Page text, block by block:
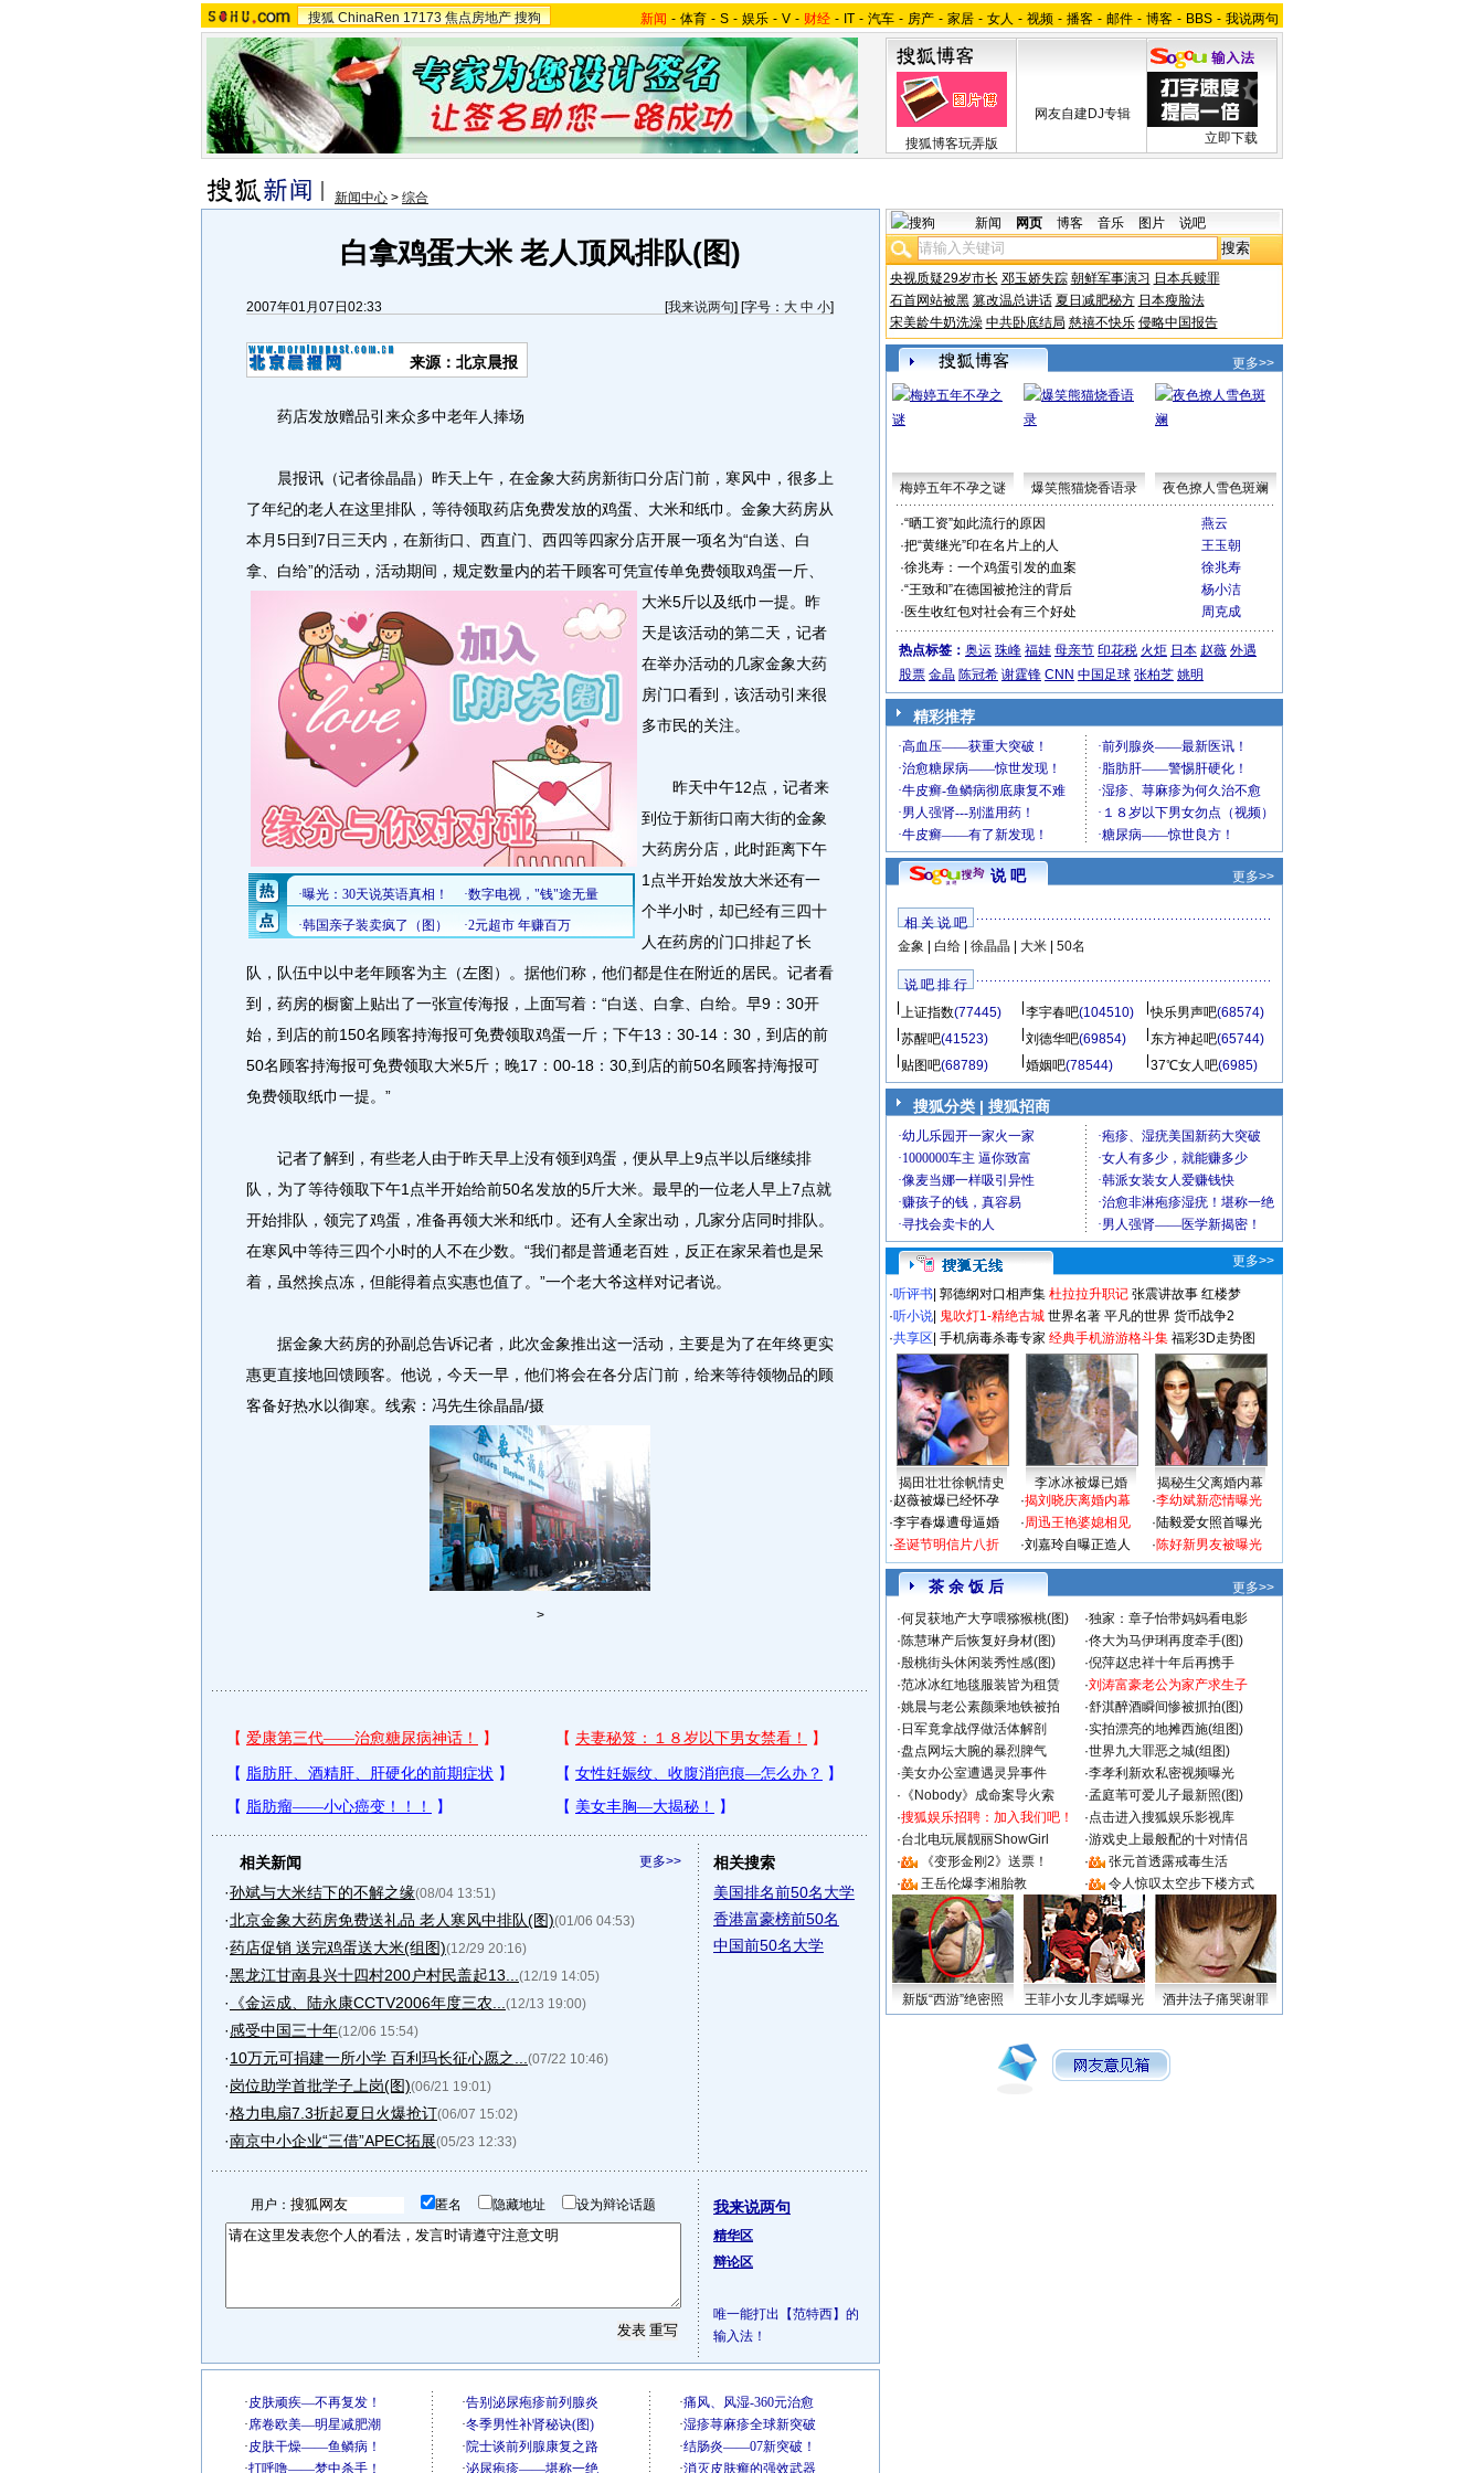
搜狐 ChinaRen 17173 焦点房地产 搜狗 新闻 - 体育 - S - 娱乐 - V - 财经 - IT - 汽车 - 房产 - 家居 - 女人 - 视频 - 播客 - 邮件 - 博客 - BBS - 我说两句
搜狐博客玩弄版
网友自建DJ专辑
立即下载
新闻中心 > 综合
白拿鸡蛋大米 老人顶风排队(图)
2007年01月07日02:33 [我来说两句] [字号： 大 中 小]
来源：北京晨报
药店发放赠品引来众多中老年人捧场
晨报讯（记者徐晶晶）昨天上午，在金象大药房新街口分店门前，寒风中，很多上
了年纪的老人在这里排队，等待领取药店免费发放的鸡蛋、大米和纸巾。金象大药房从
本月5日到7日三天内，在新街口、西直门、西四等四家分店开展一项名为“白送、白
拿、白给”的活动，活动期间，规定数量内的若干顾客可凭宣传单免费领取鸡蛋一斤、
大米5斤以及纸巾一提。 昨
天是该活动的第二天，记者
在举办活动的几家金象大药
房门口看到，该活动引来很
多市民的关注。
昨天中午12点，记者来
到位于新街口南大街的金象
大药房分店，此时距离下午
1点半开始发放大米还有一
个半小时，却已经有三四十
人在药房的门口排起了长
队，队伍中以中老年顾客为主（左图）。据他们称，他们都是住在附近的居民。记者看
到，药房的橱窗上贴出了一张宣传海报，上面写着：“白送、白拿、白给。早9：30开
始，到店的前150名顾客持海报可免费领取鸡蛋一斤；下午13：30-14：30，到店的前
50名顾客持海报可免费领取大米5斤；晚17：00-18：30,到店的前50名顾客持海报可
免费领取纸巾一提。”
记者了解到，有些老人由于昨天早上没有领到鸡蛋，便从早上9点半以后继续排
队，为了等待领取下午1点半开始给前50名发放的5斤大米。最早的一位老人早上7点就
开始排队，领完了鸡蛋，准备再领大米和纸巾。还有人全家出动，几家分店同时排队。
在寒风中等待三四个小时的人不在少数。“我们都是普通老百姓，反正在家呆着也是呆
着，虽然挨点冻，但能得着点实惠也值了。”一个老大爷这样对记者说。
据金象大药房的孙副总告诉记者，此次金象推出这一活动，主要是为了在年终更实
惠更直接地回馈顾客。他说，今天一早，他们将会在各分店门前，给来等待领物品的顾
客备好热水以御寒。线索：冯先生徐晶晶/摄
>
更多>>
相关新闻
·孙斌与大米结下的不解之缘(08/04 13:51)
·北京金象大药房免费送礼品 老人寒风中排队(图)(01/06 04:53)
·药店促销 送完鸡蛋送大米(组图)(12/29 20:16)
·黑龙江甘南县兴十四村200户村民盖起13... (12/19 14:05)
· 《金运成、陆永康CCTV2006年度三农... (12/13 19:00)
·感受中国三十年(12/06 15:54)
·10万元可捐建一所小学 百利玛长征心愿之... (07/22 10:46)
·岗位助学首批学子上岗(图)(06/21 19:01)
·格力电扇7.3折起夏日火爆抢订(06/07 15:02)
·南京中小企业“三借”APEC拓展(05/23 12:33)
相关搜索
美国排名前50名大学
香港富豪榜前50名
中国前50名大学
用户： 匿名 隐藏地址 设为辩论话题 我来说两句
精华区
辩论区
唯一能打出【范特西】的
输入法！
新闻 网页 博客 音乐 图片 说吧
央视质疑29岁市长 邓玉娇失踪 朝鲜军事演习 日本兵赎罪
石首网站被黑 篡改温总讲话 夏日减肥秘方 日本瘦脸法
宋美龄牛奶洗澡 中共卧底结局 慈禧不快乐 侵略中国报告
更多>>
梅婷五年不孕之谜 爆笑熊猫烧香语录 夜色撩人雪色斑斓
·“晒工资”如此流行的原因
燕云
·把“黄继光”印在名片上的人
王玉朝
·徐兆寿：一个鸡蛋引发的血案
徐兆寿
·“王致和”在德国被抢注的背后
杨小洁
· 医生收红包对社会有三个好处 周克成
热点标签： 奥运 珠峰 福娃 母亲节 印花税 火炬 日本 赵薇 外遇
股票 金晶 陈冠希 谢霆锋 CNN 中国足球 张柏芝 姚明
精彩推荐
说 吧 更多>>
相 关 说 吧
金象
白给| 徐晶晶| 大米| 50名
说 吧 排 行
上证指数(77445) 李宇春吧(104510) 快乐男声吧(68574)
苏醒吧(41523) 刘德华吧(69854) 东方神起吧(65744)
贴图吧(68789) 婚姻吧(78544) 37℃女人吧(6985)
搜狐分类 | 搜狐招商
更多>>
·听评书 郭德纲对口相声集 杜拉拉升职记 张震讲故事 红楼梦
·听小说 鬼吹灯1-精绝古城 世界名著 平凡的世界 货币战争2
·共享区 手机病毒杀毒专家 经典手机游游格斗集 福彩3D走势图
揭田壮壮徐帆情史 李冰冰被爆已婚
揭秘生父离婚内幕
·赵薇被爆已经怀孕
·李宇春爆遭母逼婚
·圣诞节明信片八折
·揭刘晓庆离婚内幕
·周迅王艳婆媳相见
·刘嘉玲自曝正造人
·李幼斌新恋情曝光
·陆毅爱女照首曝光
·陈好新男友被曝光
茶 余 饭 后
更多>>
·何炅获地产大亨喂猕猴桃(图) ·独家：章子怡带妈妈看电影
·陈慧琳产后恢复好身材(图) ·佟大为马伊琍再度牵手(图)
·殷桃街头休闲装秀性感(图) ·倪萍赵忠祥十年后再携手
·范冰冰红地毯服装皆为租赁 ·刘涛富豪老公为家产求生子
·姚晨与老公素颜乘地铁被拍 ·舒淇醉酒瞬间惨被抓拍(图)
· 日军竟拿战俘做活体解剖 ·实拍漂亮的地摊西施(组图)
·盘点网坛大腕的暴烈脾气 ·世界九大罪恶之城(组图)
·美女办公室遭遇灵异事件 ·李孝利新欢私密视频曝光
· 《Nobody》成命案导火索 ·孟庭苇可爱儿子最新照(图)
·搜狐娱乐招聘：加入我们吧！ ·点击进入搜狐娱乐影视库
·台北电玩展靓丽ShowGirl ·游戏史上最般配的十对情侣
·
《变形金刚2》送票！ ·
张元首透露戒毒生活
·
王岳伦爆李湘胎教 · 令人惊叹太空步下楼方式
新版“西游”绝密照 王菲小女儿李嫣曝光 酒井法子痛哭谢罪